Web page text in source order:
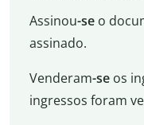
Assinou-seo
assinado.
Venderam-seos
ingressos foram